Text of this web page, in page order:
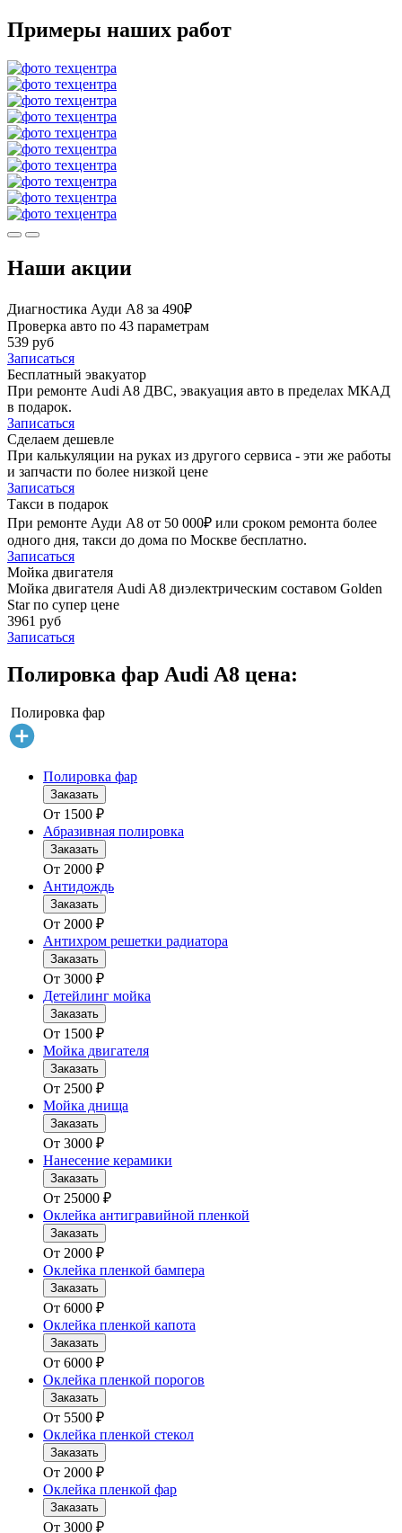
Примеры наших работ
Наши акции
Диагностика Ауди А8 за 490₽
Проверка авто по 43 параметрам
539 руб
Записаться
Бесплатный эвакуатор
При ремонте Audi A8 ДВС, эвакуация авто в пределах МКАД
в подарок.
Записаться
Сделаем дешевле
При калькуляции на руках из другого сервиса - эти же работы
и запчасти по более низкой цене
Записаться
Такси в подарок
При ремонте Ауди А8 от 50 000₽ или сроком ремонта более
одного дня, такси до дома по Москве бесплатно.
Записаться
Мойка двигателя
Мойка двигателя Audi A8 диэлектрическим составом Golden
Star по супер цене
3961 руб
Записаться
Полировка фар Audi A8 цена:
Полировка фар
Полировка фар
Заказать
От 1500 ₽
Абразивная полировка
Заказать
От 2000 ₽
Антидождь
Заказать
От 2000 ₽
Антихром решетки радиатора
Заказать
От 3000 ₽
Детейлинг мойка
Заказать
От 1500 ₽
Мойка двигателя
Заказать
От 2500 ₽
Мойка днища
Заказать
От 3000 ₽
Нанесение керамики
Заказать
От 25000 ₽
Оклейка антигравийной пленкой
Заказать
От 2000 ₽
Оклейка пленкой бампера
Заказать
От 6000 ₽
Оклейка пленкой капота
Заказать
От 6000 ₽
Оклейка пленкой порогов
Заказать
От 5500 ₽
Оклейка пленкой стекол
Заказать
От 2000 ₽
Оклейка пленкой фар
Заказать
От 3000 ₽